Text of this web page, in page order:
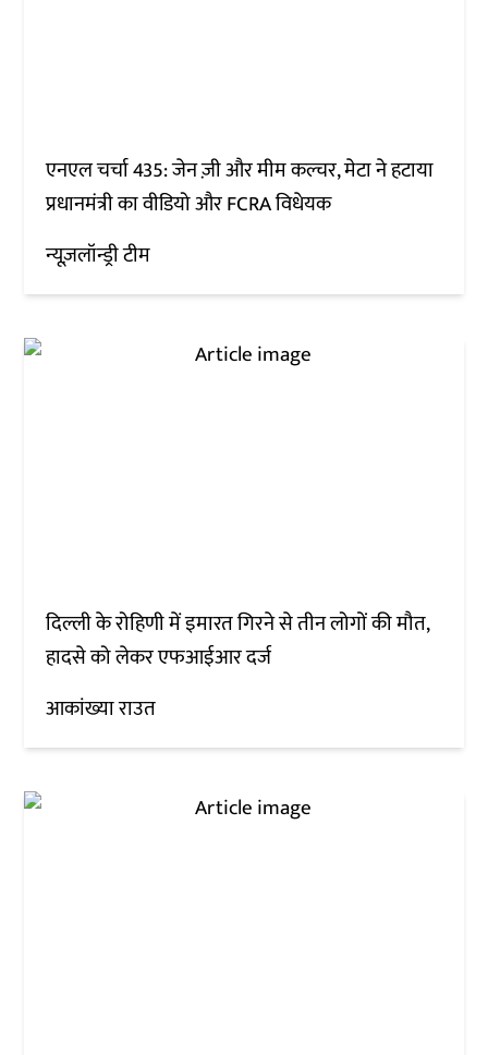
एनएल चर्चा 435: जेन ज़ी और मीम कल्चर, मेटा ने हटाया
प्रधानमंत्री का वीडियो और FCRA विधेयक
न्यूज़लॉन्ड्री टीम
दिल्ली के रोहिणी में इमारत गिरने से तीन लोगों की मौत,
हादसे को लेकर एफआईआर दर्ज
आकांख्या राउत